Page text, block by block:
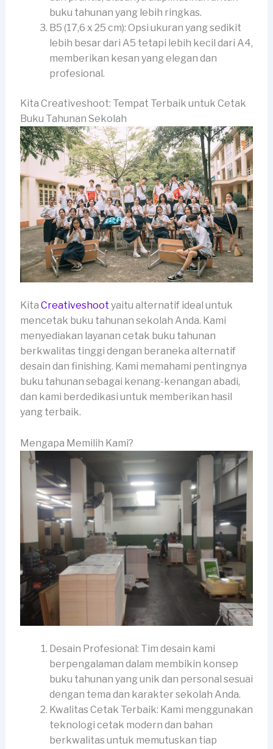
buku tahunan yang lebih ringkas.
B5 (17,6 x 25 cm): Opsi ukuran yang sedikit
lebih besar dari A5 tetapi lebih kecil dari A4,
memberikan kesan yang elegan dan
profesional.
Kita Creativeshoot: Tempat Terbaik untuk Cetak
Buku Tahunan Sekolah
Kita Creativeshoot yaitu alternatif ideal untuk
mencetak buku tahunan sekolah Anda. Kami
menyediakan layanan cetak buku tahunan
berkwalitas tinggi dengan beraneka alternatif
desain dan finishing. Kami memahami pentingnya
buku tahunan sebagai kenang-kenangan abadi,
dan kami berdedikasi untuk memberikan hasil
yang terbaik.
Mengapa Memilih Kami?
Desain Profesional: Tim desain kami
berpengalaman dalam membikin konsep
buku tahunan yang unik dan personal sesuai
dengan tema dan karakter sekolah Anda.
Kwalitas Cetak Terbaik: Kami menggunakan
teknologi cetak modern dan bahan
berkwalitas untuk memutuskan tiap